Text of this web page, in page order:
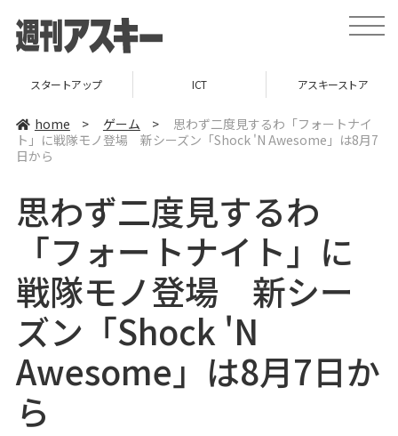
t
o
e
v
i
スタートアップ ICT アスキーストア
home > ゲーム >
思わず二度見するわ「フォートナイ
ト」に戦隊モノ登場 新シーズン「Shock 'N Awesome」は8月7
日から
思わず二度見するわ
「フォートナイト」に
戦隊モノ登場 新シー
ズン「Shock 'N
Awesome」は8月7日か
ら